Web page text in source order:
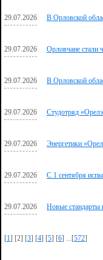
29.07.2026 В Орловской
29.07.2026 Орловчане стали
29.07.2026 В Орловской
29.07.2026 Студотряд
29.07.2026 Энергетики
29.07.2026 С 1 сентября
29.07.2026 Новые стандарты
[1] [2] [3] [4] [5] [6] ...[572]